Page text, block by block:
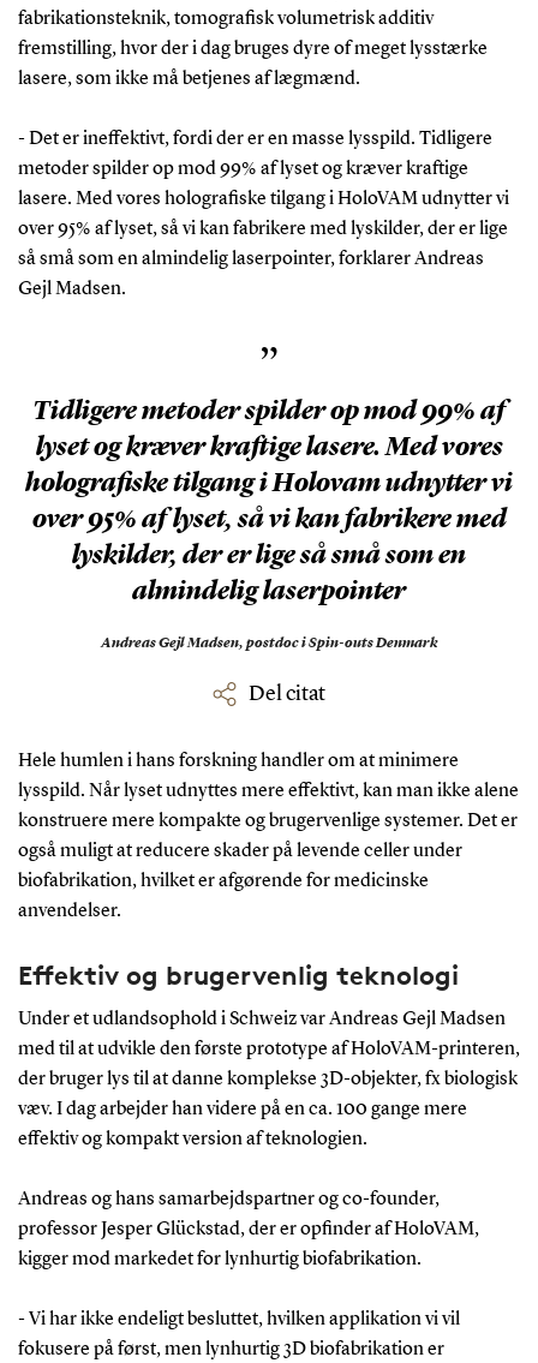
fabrikationsteknik, tomografisk volumetrisk additiv
fremstilling, hvor der i dag bruges dyre of meget lysstærke
lasere, som ikke må betjenes af lægmænd.
- Det er ineffektivt, fordi der er en masse lysspild. Tidligere
metoder spilder op mod 99% af lyset og kræver kraftige
lasere. Med vores holografiske tilgang i HoloVAM udnytter vi
over 95% af lyset, så vi kan fabrikere med lyskilder, der er lige
så små som en almindelig laserpointer, forklarer Andreas
Gejl Madsen.
”
Tidligere metoder spilder op mod 99% af
lyset og kræver kraftige lasere. Med vores
holografiske tilgang i Holovam udnytter vi
over 95% af lyset, så vi kan fabrikere med
lyskilder, der er lige så små som en
almindelig laserpointer
Andreas Gejl Madsen, postdoc i Spin-outs Denmark
Del citat
Hele humlen i hans forskning handler om at minimere
lysspild. Når lyset udnyttes mere effektivt, kan man ikke alene
konstruere mere kompakte og brugervenlige systemer. Det er
også muligt at reducere skader på levende celler under
biofabrikation, hvilket er afgørende for medicinske
anvendelser.
Effektiv og brugervenlig teknologi
Under et udlandsophold i Schweiz var Andreas Gejl Madsen
med til at udvikle den første prototype af HoloVAM-printeren,
der bruger lys til at danne komplekse 3D-objekter, fx biologisk
væv. I dag arbejder han videre på en ca. 100 gange mere
effektiv og kompakt version af teknologien.
Andreas og hans samarbejdspartner og co-founder,
professor Jesper Glückstad, der er opfinder af HoloVAM,
kigger mod markedet for lynhurtig biofabrikation.
- Vi har ikke endeligt besluttet, hvilken applikation vi vil
fokusere på først, men lynhurtig 3D biofabrikation er